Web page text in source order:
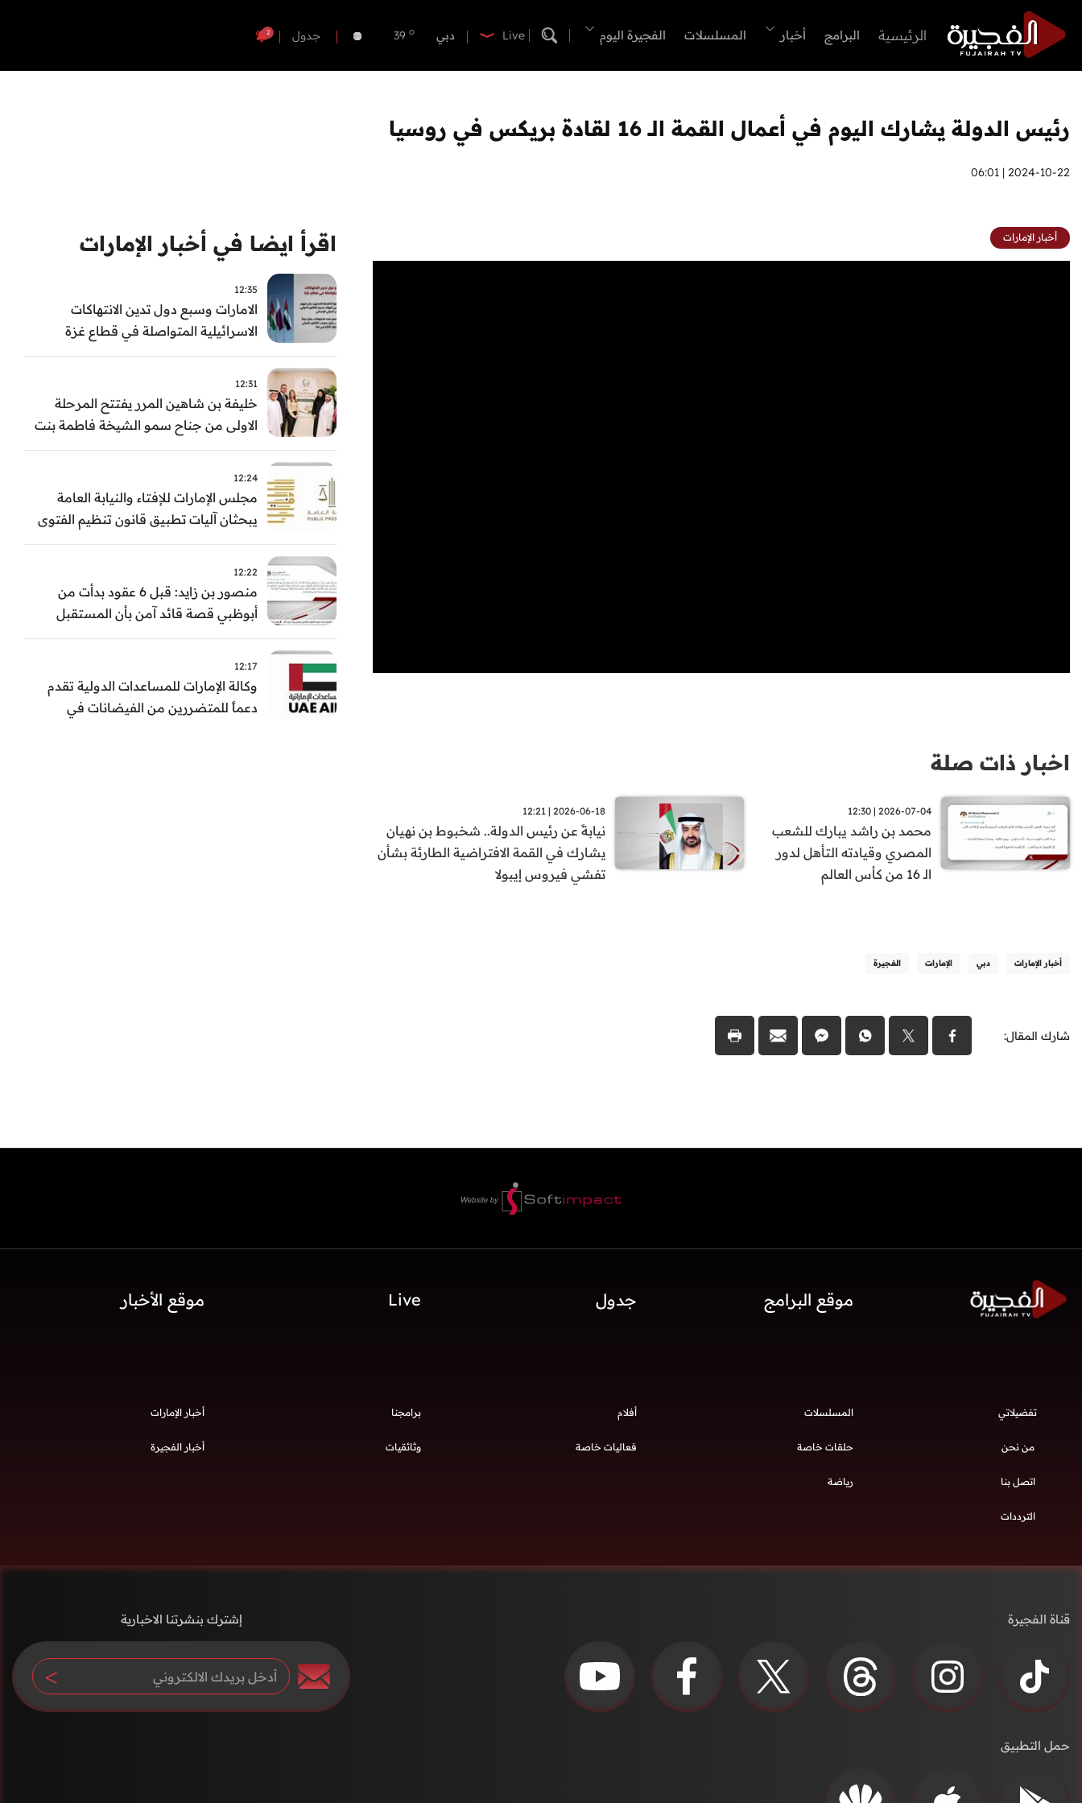
الرئيسية البرامج أخبار المسلسلات الفجيرة اليوم Live دبي 39 o
عجمان 38 o
جدول 2
رئيس الدولة يشارك اليوم في أعمال القمة الــ 16 لقادة بريكس في روسيا
2024-10-22 | 06:01
أخبار الإمارات
اخبار ذات صلة
2026-07-04 | 12:30
محمد بن راشد يبارك للشعب
المصري وقيادته التأهل لدور
الـ 16 من كأس العالم
2026-06-18 | 12:21
نيابةً عن رئيس الدولة.. شخبوط بن نهيان
يشارك في القمة الافتراضية الطارئة بشأن
تفشي فيروس إيبولا
أخبار الإمارات دبي الإمارات الفجيرة
شارك المقال:
اقرأ ايضا في أخبار الإمارات
12:35
الامارات وسبع دول تدين الانتهاكات
الاسرائيلية المتواصلة في قطاع غزة
12:31
خليفة بن شاهين المرر يفتتح المرحلة
الاولى من جناح سمو الشيخة فاطمة بنت
مبارك للجراحة النسائية والتوليد في
12:24
مجلس الإمارات للإفتاء والنيابة العامة
يبحثان آليات تطبيق قانون تنظيم الفتوى
وضبط المخالفات
12:22
منصور بن زايد: قبل 6 عقود بدأت من
أبوظبي قصة قائد آمن بأن المستقبل
يُصنع بالإرادة والعمل
12:17
وكالة الإمارات للمساعدات الدولية تقدم
دعماً للمتضررين من الفيضانات في
موقع البرامج جدول Live موقع الأخبار
تفضيلاتي
من نحن
اتصل بنا
الترددات
المسلسلات أفلام برامجنا
حلقات خاصة فعاليات خاصة وثائقيات
رياضة
أخبار الإمارات
أخبار الفجيرة
قناة الفجيرة
حمل التطبيق
إشترك بنشرتنا الاخبارية